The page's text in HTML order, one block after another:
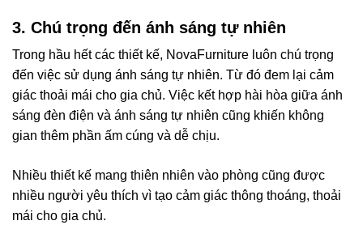
3. Chú trọng đến ánh sáng tự nhiên
Trong hầu hết các thiết kế, NovaFurniture luôn chú trọng
đến việc sử dụng ánh sáng tự nhiên. Từ đó đem lại cảm
giác thoải mái cho gia chủ. Việc kết hợp hài hòa giữa ánh
sáng đèn điện và ánh sáng tự nhiên cũng khiến không
gian thêm phần ấm cúng và dễ chịu.
Nhiều thiết kế mang thiên nhiên vào phòng cũng được
nhiều người yêu thích vì tạo cảm giác thông thoáng, thoải
mái cho gia chủ.